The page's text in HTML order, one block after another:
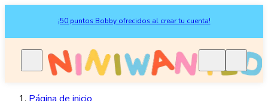
¡50 puntos Bobby ofrecidos al crear tu cuenta!